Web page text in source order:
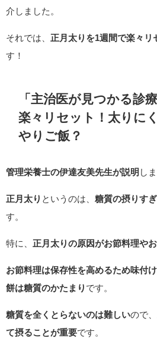
介しました。
それでは、 正月太りを1週間で楽々リ
す！
「主治医が見つかる診
楽々リセット！太りに
やりご飯 ？
管理栄養士の伊達友美先生が説明 し
正月太り というのは、 糖質の摂りす
す。
特に、 正月太りの原因がお節料理や
お節料理は保存性を高めるため味付
餅は糖質のかたまり です。
糖質を全くとらないのは難しいので、
て摂ることが重要です。